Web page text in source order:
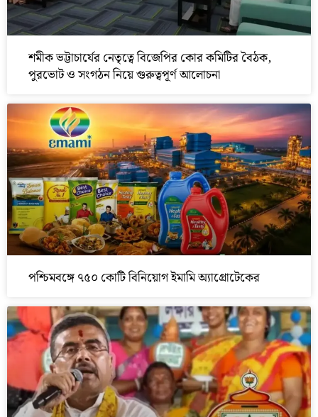
শমীক ভট্টাচার্যের নেতৃত্বে বিজেপির কোর কমিটির বৈঠক,
পুরভোট ও সংগঠন নিয়ে গুরুত্বপূর্ণ আলোচনা
পশ্চিমবঙ্গে ৭৫০ কোটি বিনিয়োগ ইমামি অ্যাগ্রোটেকের